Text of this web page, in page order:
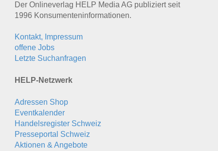
Der Onlineverlag HELP Media AG publiziert seit
1996 Konsumenten­informationen.
Kontakt, Impressum
offene Jobs
Letzte Suchanfragen
HELP-Netzwerk
Adressen Shop
Eventkalender
Handelsregister Schweiz
Presseportal Schweiz
Aktionen & Angebote